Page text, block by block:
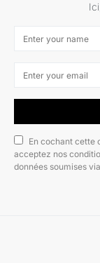
En cochant cette
acceptez nos
données soumises